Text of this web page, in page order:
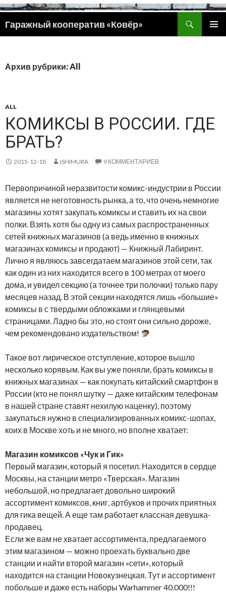
Гаражный кооператив «Ковёр»
ПЕРЕЙТИ
Архив рубрики: All
ALL
КОМИКСЫ В РОССИИ. ГДЕ
БРАТЬ?
2015-12-18 ISHIMURA 9 КОММЕНТАРИЕВ
Первопричиной неразвитости комикс-индустрии в России
является не неготовность рынка, а то, что очень немногие
магазины хотят закупать комиксы и ставить их на свои
полки. Взять хотя бы одну из самых распространенных
сетей книжных магазинов (а ведь именно в книжных
магазинах комиксы и продают) — Книжный Лабиринт.
Лично я являюсь завсегдатаем магазинов этой сети, так
как один из них находится всего в 100 метрах от моего
дома, и увидел секцию (а точнее три полочки) только пару
месяцев назад. В этой секции находятся лишь «большие»
комиксы в с твердыми обложками и глянцевыми
страницами. Ладно бы это, но стоят они сильно дороже,
чем рекомендовано издательством!
Такое вот лирическое отступление, которое вышло
несколько корявым. Как вы уже поняли, брать комиксы в
книжных магазинах — как покупать китайский смартфон в
России (кто не понял шутку — даже китайским телефонам
в нашей стране ставят нехилую наценку), поэтому
закупаться нужно в специализированных комикс-шопах,
коих в Москве хоть и не много, но вполне хватает:
Магазин комиксов «Чук и Гик»
Первый магазин, который я посетил. Находится в сердце
Москвы, на станции метро «Тверская». Магазин
небольшой, но предлагает довольно широкий
ассортимент комиксов, книг, артбуков и прочих приятных
для гика вещей. А еще там работает классная девушка-
продавец.
Если же вам не хватает ассортимента, предлагаемого
этим магазином — можно проехать буквально две
станции и найти второй магазин «сети», который
находится на станции Новокузнецкая. Тут и ассортимент
побольше и даже есть наборы Warhammer 40.000!!!